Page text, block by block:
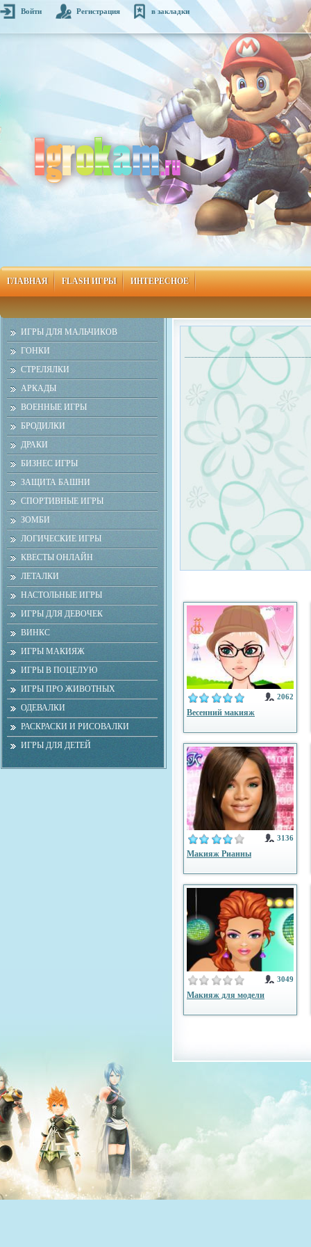
Войти Регистрация в закладки
ГЛАВНАЯ FLASH ИГРЫ ИНТЕРЕСНОЕ
ИГРЫ ДЛЯ МАЛЬЧИКОВ
ГОНКИ
СТРЕЛЯЛКИ
АРКАДЫ
ВОЕННЫЕ ИГРЫ
БРОДИЛКИ
ДРАКИ
БИЗНЕС ИГРЫ
ЗАЩИТА БАШНИ
СПОРТИВНЫЕ ИГРЫ
ЗОМБИ
ЛОГИЧЕСКИЕ ИГРЫ
КВЕСТЫ ОНЛАЙН
ЛЕТАЛКИ
НАСТОЛЬНЫЕ ИГРЫ
ИГРЫ ДЛЯ ДЕВОЧЕК
ВИНКС
ИГРЫ МАКИЯЖ
ИГРЫ В ПОЦЕЛУЮ
ИГРЫ ПРО ЖИВОТНЫХ
ОДЕВАЛКИ
РАСКРАСКИ И РИСОВАЛКИ
ИГРЫ ДЛЯ ДЕТЕЙ
2062
Весенний макияж
3136
Макияж Рианны
3049
Макияж для модели